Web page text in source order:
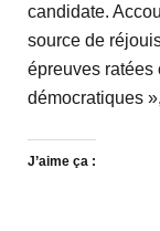
candidate.
source de
épreuves ratées
démocratiques
J’aime ça :